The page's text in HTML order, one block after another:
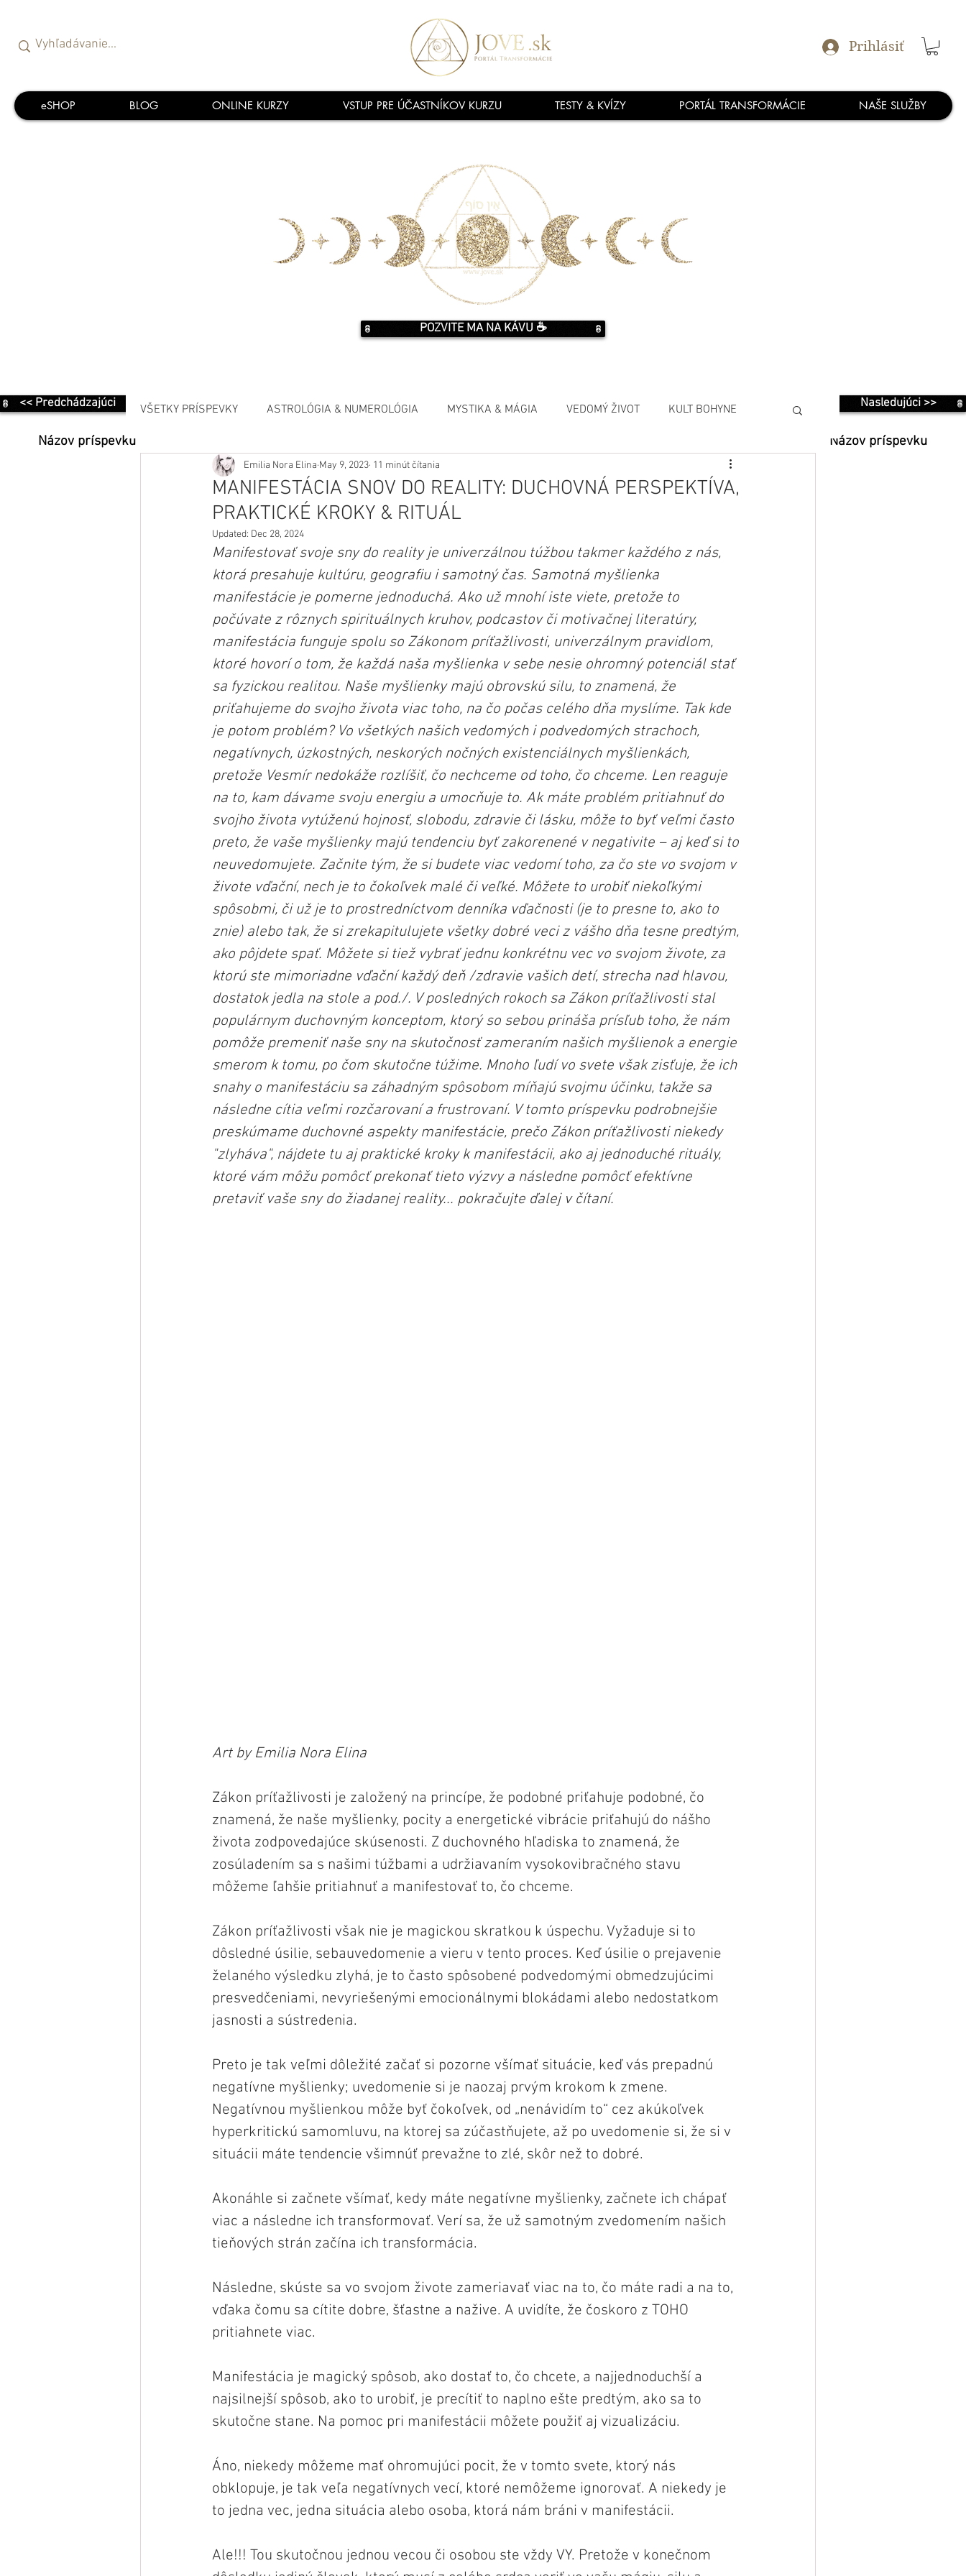
Prihlásiť
eSHOP BLOG ONLINE KURZY VSTUP PRE ÚČASTNÍKOV KURZU TESTY & KVÍZY PORTÁL TRANSFORMÁCIE NAŠE SLUŽBY
POZVITE MA NA KÁVU ☕️
<< Predchádzajúci
Názov príspevku
Nasledujúci >>
Názov príspevku
VŠETKY PRÍSPEVKY ASTROLÓGIA & NUMEROLÓGIA MYSTIKA & MÁGIA VEDOMÝ ŽIVOT KULT BOHYNE
MANIFESTÁCIA
MANIFESTÁCIA SNOV DO REALITY: DUCHOVNÁ PERSPEKTÍVA,
PRAKTICKÉ KROKY & RITUÁL
Emilia Nora Elina May 9, 2023 11 minút čítania
Updated: Dec 28, 2024
Manifestovať svoje sny do reality je univerzálnou túžbou takmer každého z nás,
ktorá presahuje kultúru, geografiu i samotný čas. Samotná myšlienka
manifestácie je pomerne jednoduchá. Ako už mnohí iste viete, pretože to
počúvate z rôznych spirituálnych kruhov, podcastov či motivačnej literatúry,
manifestácia funguje spolu so Zákonom príťažlivosti, univerzálnym pravidlom,
ktoré hovorí o tom, že každá naša myšlienka v sebe nesie ohromný potenciál stať
sa fyzickou realitou. Naše myšlienky majú obrovskú silu, to znamená, že
priťahujeme do svojho života viac toho, na čo počas celého dňa myslíme. Tak kde
je potom problém? Vo všetkých našich vedomých i podvedomých strachoch,
negatívnych, úzkostných, neskorých nočných existenciálnych myšlienkách,
pretože Vesmír nedokáže rozlíšiť, čo nechceme od toho, čo chceme. Len reaguje
na to, kam dávame svoju energiu a umocňuje to. Ak máte problém pritiahnuť do
svojho života vytúženú hojnosť, slobodu, zdravie či lásku, môže to byť veľmi často
preto, že vaše myšlienky majú tendenciu byť zakorenené v negativite – aj keď si to
neuvedomujete. Začnite tým, že si budete viac vedomí toho, za čo ste vo svojom v
živote vďační, nech je to čokoľvek malé či veľké. Môžete to urobiť niekoľkými
spôsobmi, či už je to prostredníctvom denníka vďačnosti (je to presne to, ako to
znie) alebo tak, že si zrekapitulujete všetky dobré veci z vášho dňa tesne predtým,
ako pôjdete spať. Môžete si tiež vybrať jednu konkrétnu vec vo svojom živote, za
ktorú ste mimoriadne vďační každý deň /zdravie vašich detí, strecha nad hlavou,
dostatok jedla na stole a pod./. V posledných rokoch sa Zákon príťažlivosti stal
populárnym duchovným konceptom, ktorý so sebou prináša prísľub toho, že nám
pomôže premeniť naše sny na skutočnosť zameraním našich myšlienok a energie
smerom k tomu, po čom skutočne túžime. Mnoho ľudí vo svete však zisťuje, že ich
snahy o manifestáciu sa záhadným spôsobom míňajú svojmu účinku, takže sa
následne cítia veľmi rozčarovaní a frustrovaní. V tomto príspevku podrobnejšie
preskúmame duchovné aspekty manifestácie, prečo Zákon príťažlivosti niekedy
"zlyháva", nájdete tu aj praktické kroky k manifestácii, ako aj jednoduché rituály,
ktoré vám môžu pomôcť prekonať tieto výzvy a následne pomôcť efektívne
pretaviť vaše sny do žiadanej reality... pokračujte ďalej v čítaní.
Art by Emilia Nora Elina
Zákon príťažlivosti je založený na princípe, že podobné priťahuje podobné, čo
znamená, že naše myšlienky, pocity a energetické vibrácie priťahujú do nášho
života zodpovedajúce skúsenosti. Z duchovného hľadiska to znamená, že
zosúladením sa s našimi túžbami a udržiavaním vysokovibračného stavu
môžeme ľahšie pritiahnuť a manifestovať to, čo chceme.
Zákon príťažlivosti však nie je magickou skratkou k úspechu. Vyžaduje si to
dôsledné úsilie, sebauvedomenie a vieru v tento proces. Keď úsilie o prejavenie
želaného výsledku zlyhá, je to často spôsobené podvedomými obmedzujúcimi
presvedčeniami, nevyriešenými emocionálnymi blokádami alebo nedostatkom
jasnosti a sústredenia.
Preto je tak veľmi dôležité začať si pozorne všímať situácie, keď vás prepadnú
negatívne myšlienky; uvedomenie si je naozaj prvým krokom k zmene.
Negatívnou myšlienkou môže byť čokoľvek, od „nenávidím to“ cez akúkoľvek
hyperkritickú samomluvu, na ktorej sa zúčastňujete, až po uvedomenie si, že si v
situácii máte tendencie všimnúť prevažne to zlé, skôr než to dobré.
Akonáhle si začnete všímať, kedy máte negatívne myšlienky, začnete ich chápať
viac a následne ich transformovať. Verí sa, že už samotným zvedomením našich
tieňových strán začína ich transformácia.
Následne, skúste sa vo svojom živote zameriavať viac na to, čo máte radi a na to,
vďaka čomu sa cítite dobre, šťastne a nažive. A uvidíte, že čoskoro z TOHO
pritiahnete viac.
Manifestácia je magický spôsob, ako dostať to, čo chcete, a najjednoduchší a
najsilnejší spôsob, ako to urobiť, je precítiť to naplno ešte predtým, ako sa to
skutočne stane. Na pomoc pri manifestácii môžete použiť aj vizualizáciu.
Áno, niekedy môžeme mať ohromujúci pocit, že v tomto svete, ktorý nás
obklopuje, je tak veľa negatívnych vecí, ktoré nemôžeme ignorovať. A niekedy je
to jedna vec, jedna situácia alebo osoba, ktorá nám bráni v manifestácii.
Ale!!! Tou skutočnou jednou vecou či osobou ste vždy VY. Pretože v konečnom